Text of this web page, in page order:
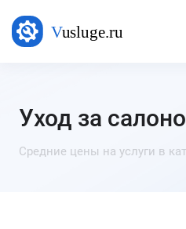
Уход за
Средние цены на услуги в